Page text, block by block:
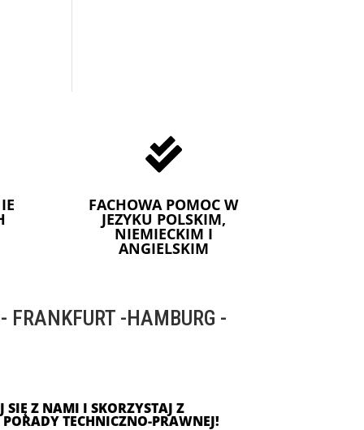

FACHOWA POMOC W
JEZYKU POLSKIM,
NIEMIECKIM I
ANGIELSKIM
FRANKFURT -HAMBURG -
SIĘ Z NAMI I SKORZYSTAJ Z
TECHNICZNO-PRAWNEJ!